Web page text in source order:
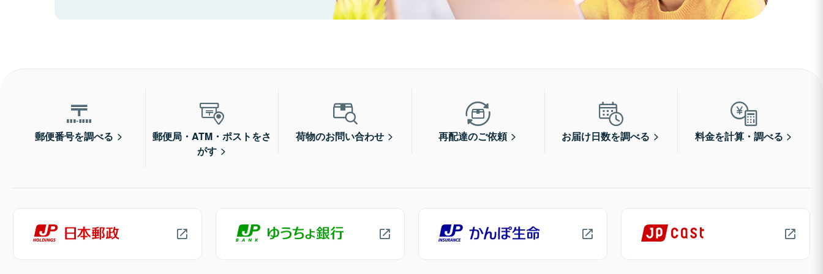
郵便番号を調べる
郵便局・ATM・ポストをさ
がす
荷物のお問い合わせ 再配達のご依頼 お届け日数を調べる 料金を計算・調べる